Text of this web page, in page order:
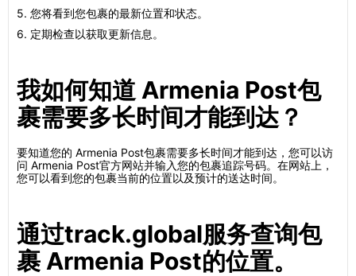
5. 您将看到您包裹的最新位置和状态。
6. 定期检查以获取更新信息。
我如何知道 Armenia Post包
裹需要多长时间才能到达？
要知道您的 Armenia Post包裹需要多长时间才能到达，您可以访
问 Armenia Post官方网站并输入您的包裹追踪号码。在网站上，
您可以看到您的包裹当前的位置以及预计的送达时间。
通过track.global服务查询包
裹 Armenia Post的位置。